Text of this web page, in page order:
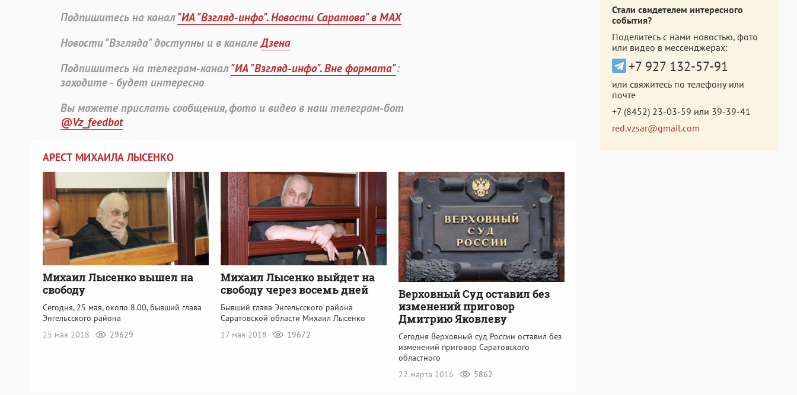
Подпишитесь на канал"ИА "Взгляд-инфо". Новости Саратова" в MAX
Новости "Взгляда" доступны и в каналеДзена
Подпишитесь на телеграм-канал"ИА "Взгляд-инфо". Вне формата":
заходите - будет интересно
Вы можете прислать сообщения, фото и видео в наш телеграм-бот
@Vz_feedbot
АРЕСТ МИХАИЛА ЛЫСЕНКО
Михаил Лысенко вышел на
свободу
Сегодня, 25 мая, около 8.00, бывший глава
Энгельсского района
25 мая 2018
29629
Михаил Лысенко выйдет на
свободу через восемь дней
Бывший глава Энгельсского района
Саратовской области Михаил Лысенко
17 мая 2018
19672
Верховный Суд оставил без
изменений приговор
Дмитрию Яковлеву
Сегодня Верховный суд России оставил без
изменений приговор Саратовского
областного
22 марта 2016
5862
Стали свидетелем интересного
события?
Поделитесь с нами новостью, фото
или видео в мессенджерах:
+7 927 132-57-91
или свяжитесь по телефону или
почте
+7 (8452) 23-03-59 или 39-39-41
red.vzsar@gmail.com